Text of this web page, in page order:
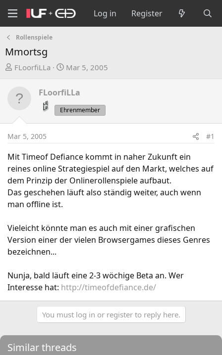
Log in Register
Rollenspiele
Mmortsg
T
e
d
t
a
r
e
r
FLoorfiLLa
S
a
t
d
t
e
Mar 5, 2005
FLoorfiLLa
Ehrenmember
Mar 5, 2005 #1
Mit Timeof Defiance kommt in naher Zukunft ein
reines online Strategiespiel auf den Markt, welches auf
dem Prinzip der Onlinerollenspiele aufbaut.
Das geschehen läuft also ständig weiter, auch wenn
man offline ist.
Vieleicht könnte man es auch mit einer grafischen
Version einer der vielen Browsergames dieses Genres
bezeichnen...
Nunja, bald läuft eine 2-3 wöchige Beta an. Wer
Interesse hat: http://timeofdefiance.de/
You must log in or register to reply here.
Similar threads